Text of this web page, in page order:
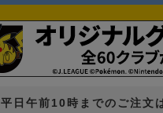
平日午前10時までのご注文